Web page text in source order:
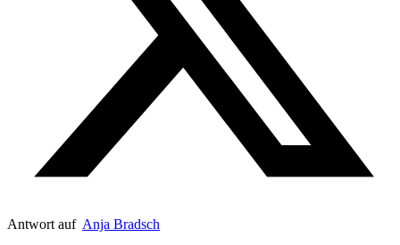
Antwort auf Anja Bradsch